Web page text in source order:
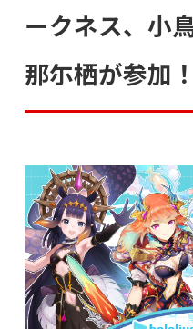
ークネス、小
那尓栖が参加！